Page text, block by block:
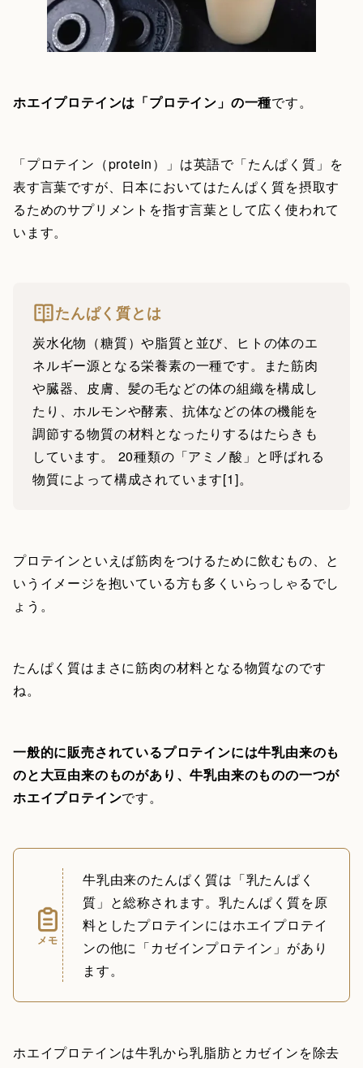
ホエイプロテインは「プロテイン」の一種です。
「プロテイン（protein）」は英語で「たんぱく質」を
表す言葉ですが、日本においてはたんぱく質を摂取す
るためのサプリメントを指す言葉として広く使われて
います。
たんぱく質とは
炭水化物（糖質）や脂質と並び、ヒトの体のエ
ネルギー源となる栄養素の一種です。また筋肉
や臓器、皮膚、髪の毛などの体の組織を構成し
たり、ホルモンや酵素、抗体などの体の機能を
調節する物質の材料となったりするはたらきも
しています。 20種類の「アミノ酸」と呼ばれる
物質によって構成されています[1]。
プロテインといえば筋肉をつけるために飲むもの、と
いうイメージを抱いている方も多くいらっしゃるでし
ょう。
たんぱく質はまさに筋肉の材料となる物質なのです
ね。
一般的に販売されているプロテインには牛乳由来のも
のと大豆由来のものがあり、牛乳由来のものの一つが
ホエイプロテインです。
メモ
牛乳由来のたんぱく質は「乳たんぱく
質」と総称されます。乳たんぱく質を原
料としたプロテインにはホエイプロテイ
ンの他に「カゼインプロテイン」があり
ます。
ホエイプロテインは牛乳から乳脂肪とカゼインを除去